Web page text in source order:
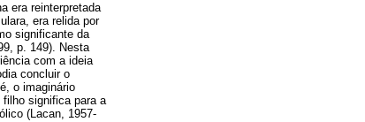
era reinterpretada
era relida por
significante da
p. 149). Nesta
com a ideia
concluir o
o imaginário
significa para a
(Lacan, 1957-